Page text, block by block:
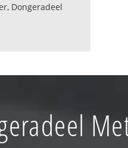
Dongeradeel